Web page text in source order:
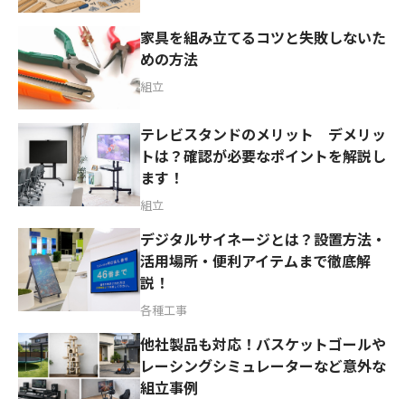
家具を組み立てるコツと失敗しないた
めの方法
組立
テレビスタンドのメリット デメリッ
トは？確認が必要なポイントを解説し
ます！
組立
デジタルサイネージとは？設置方法・
活用場所・便利アイテムまで徹底解
説！
各種工事
他社製品も対応！バスケットゴールや
レーシングシミュレーターなど意外な
組立事例